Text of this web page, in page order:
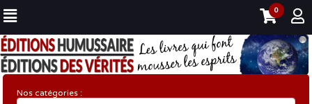
0
Nos catégories :